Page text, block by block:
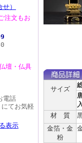
）
注文もお
壇・仏具
電話
てお気軽
表示
サイズ
材 質
金箔・金
粉